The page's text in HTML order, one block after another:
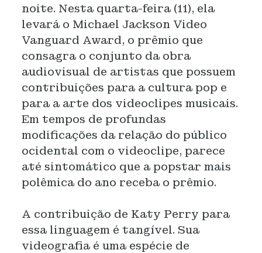
noite. Nesta quarta-feira (11), ela
levará o Michael Jackson Video
Vanguard Award, o prêmio que
consagra o conjunto da obra
audiovisual de artistas que possuem
contribuições para a cultura pop e
para a arte dos videoclipes musicais.
Em tempos de profundas
modificações da relação do público
ocidental com o videoclipe, parece
até sintomático que a popstar mais
polêmica do ano receba o prêmio.
A contribuição de Katy Perry para
essa linguagem é tangível. Sua
videografia é uma espécie de